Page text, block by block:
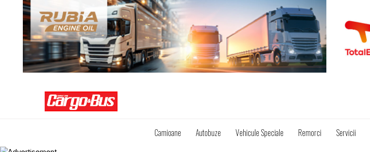
Camioane Autobuze Vehicule Speciale Remorci Servicii